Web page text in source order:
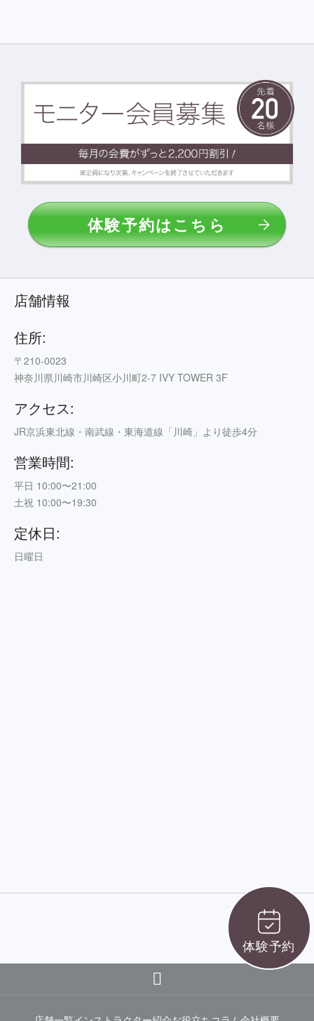
体験予約はこちら
店舗情報
住所:
〒210-0023
神奈川県川崎市川崎区小川町2-7 IVY TOWER 3F
アクセス:
JR京浜東北線・南武線・東海道線「川崎」より徒歩4分
営業時間:
平日 10:00〜21:00
土祝 10:00〜19:30
定休日:
日曜日
Instagram
体験予約